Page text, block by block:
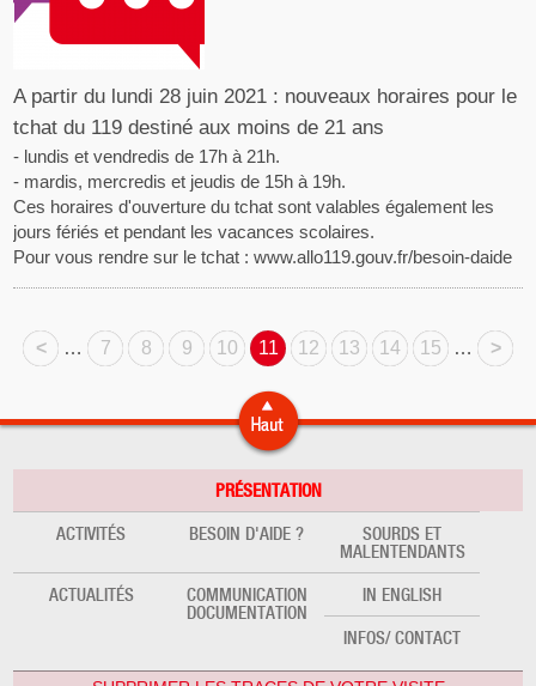
A partir du lundi 28 juin 2021 : nouveaux horaires pour le
tchat du 119 destiné aux moins de 21 ans
- lundis et vendredis de 17h à 21h.
- mardis, mercredis et jeudis de 15h à 19h.
Ces horaires d'ouverture du tchat sont valables également les
jours fériés et pendant les vacances scolaires.
Pour vous rendre sur le tchat : www.allo119.gouv.fr/besoin-daide
< … 7 8 9 10 11 12 13 14 15 … >
PRÉSENTATION
ACTIVITÉS
BESOIN D'AIDE ? SOURDS ET
MALENTENDANTS
ACTUALITÉS
COMMUNICATION
DOCUMENTATION
IN ENGLISH
INFOS/ CONTACT